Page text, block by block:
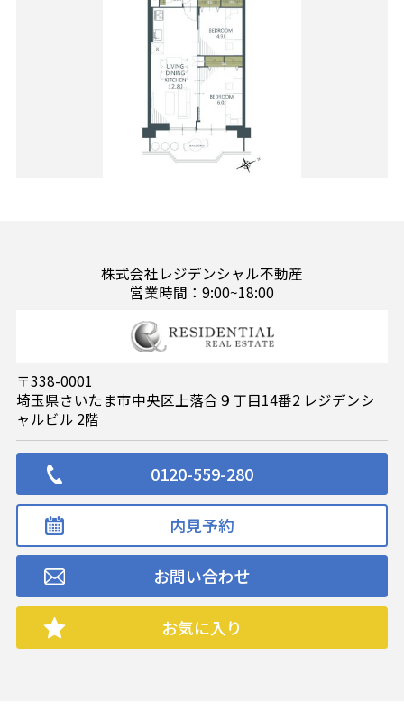
株式会社レジデンシャル不動産
営業時間：9:00~18:00
〒338-0001
埼玉県さいたま市中央区上落合９丁目14番2 レジデンシ
ャルビル 2階
0120-559-280
内見予約
お問い合わせ
お気に入り